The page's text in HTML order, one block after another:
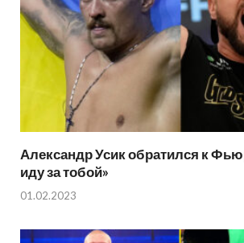
Александр Усик обратился к
иду за тобой»
01.02.2023